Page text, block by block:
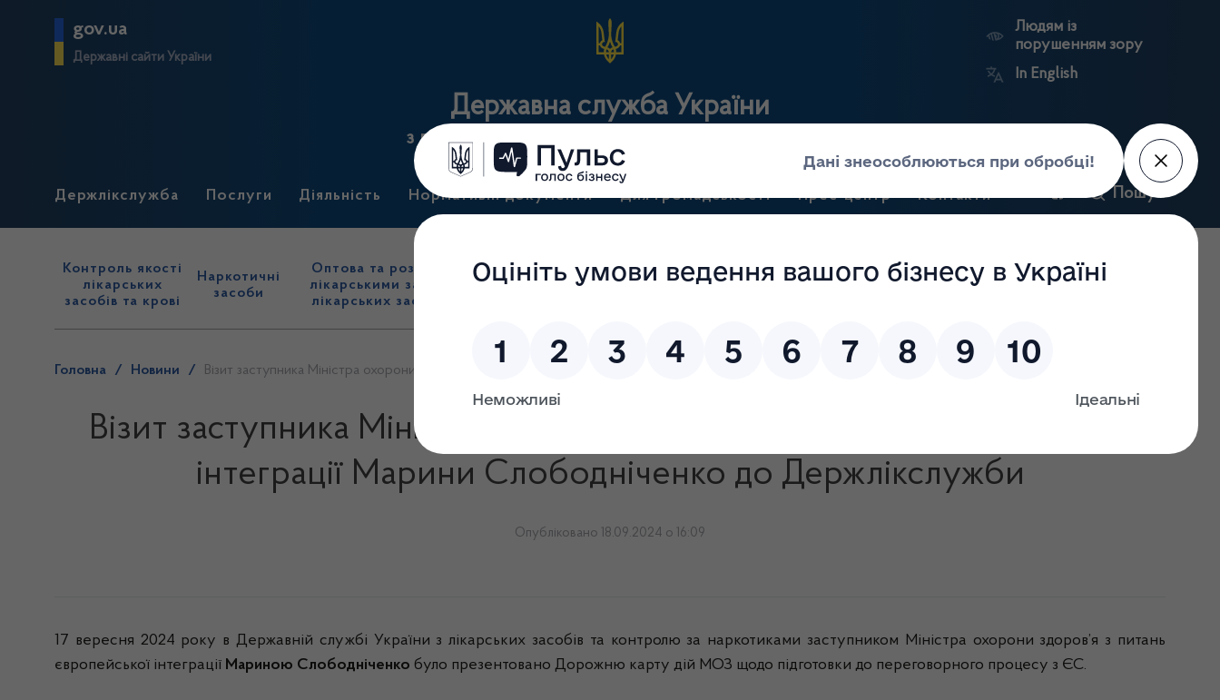
gov.ua
Державні сайти України
Державна служба України
з лікарських засобів та контролю за наркотиками
Людям із
порушенням зору
In English
Держлікслужба Послуги Діяльність Нормативні документи Для громадськості Прес-центр Контакти Пошук
Контроль якості
лікарських
засобів та крові
Наркотичні
засоби
Оптова та роздрібна торгівля
лікарськими засобами, імпорт
лікарських засобів (крім АФІ)
Державний
нагляд
виробництва лікарських
Ринковий
Державні
Антикорупційний
портал
Головна / Новини / Візит заступника Міністра охорони здоров’я з питань європейської інтеграції Марини Слободніченко до Держлікслужби
Візит заступника Міністра охорони здоров’я з питань європейської
інтеграції Марини Слободніченко до Держлікслужби
Опубліковано 18.09.2024 о 16:09
17 вересня 2024 року в Державній службі України з лікарських засобів та контролю за наркотиками заступником Міністра охорони здоров’я з питань
європейської інтеграції Мариною Слободніченко було презентовано Дорожню карту дій МОЗ щодо підготовки до переговорного процесу з ЄС.